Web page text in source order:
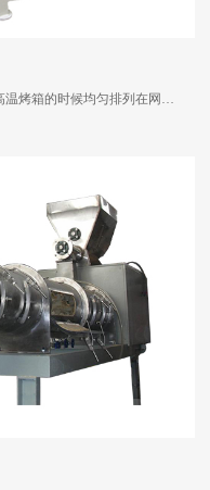
通过震动使得玉米片在进入高温烤箱的时候均匀排列在网带上，避免堆积...